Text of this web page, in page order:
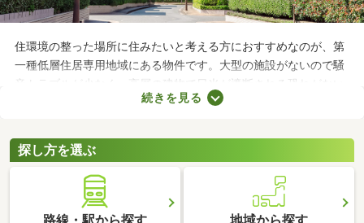
住環境の整った場所に住みたいと考える方におすすめなのが、第
一種低層住居専用地域にある物件です。大型の施設がないので騒
音トラブルが少なく、高層の建物で日光が遮断される恐れがない
ことから、住環境に優れたエリアです。住みやすい土地ではある
も購入費用を抑えられる中古の一戸建てを紹介します。
続きを見る
探し方を選ぶ